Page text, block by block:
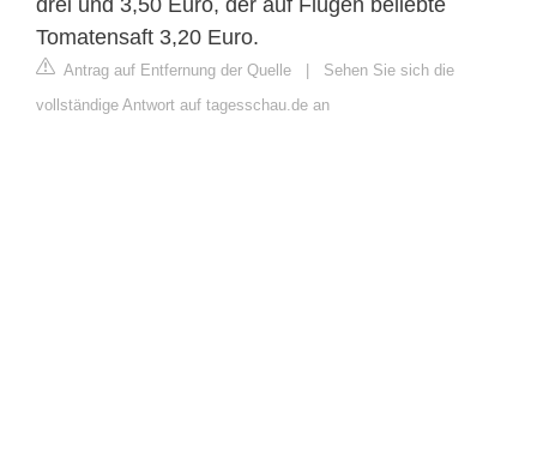
Tomatensaft 3,20 Euro.
Antrag auf Entfernung der Quelle | Sehen Sie sich die
vollständige Antwort auf tagesschau.de an